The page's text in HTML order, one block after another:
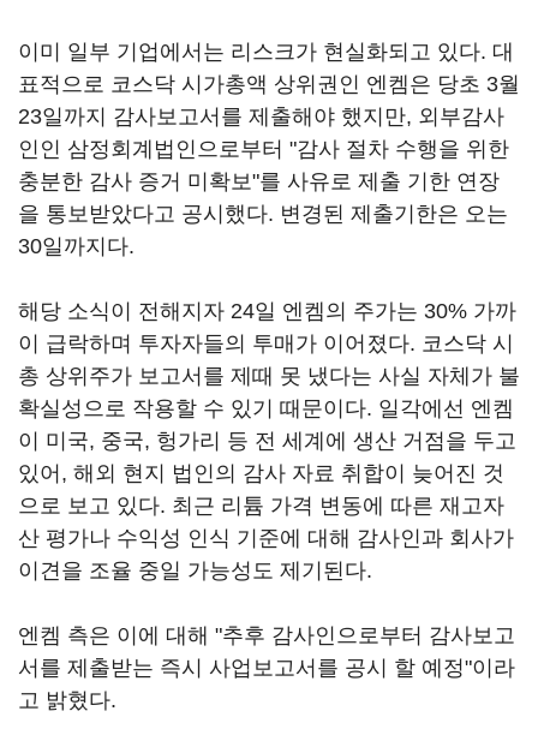
이미 일부 기업에서는 리스크가 현실화되고 있다. 대
표적으로 코스닥 시가총액 상위권인 엔켐은 당초 3월
23일까지 감사보고서를 제출해야 했지만, 외부감사
인인 삼정회계법인으로부터 "감사 절차 수행을 위한
충분한 감사 증거 미확보"를 사유로 제출 기한 연장
을 통보받았다고 공시했다. 변경된 제출기한은 오는
30일까지다.
해당 소식이 전해지자 24일 엔켐의 주가는 30% 가까
이 급락하며 투자자들의 투매가 이어졌다. 코스닥 시
총 상위주가 보고서를 제때 못 냈다는 사실 자체가 불
확실성으로 작용할 수 있기 때문이다. 일각에선 엔켐
이 미국, 중국, 헝가리 등 전 세계에 생산 거점을 두고
있어, 해외 현지 법인의 감사 자료 취합이 늦어진 것
으로 보고 있다. 최근 리튬 가격 변동에 따른 재고자
산 평가나 수익성 인식 기준에 대해 감사인과 회사가
이견을 조율 중일 가능성도 제기된다.
엔켐 측은 이에 대해 "추후 감사인으로부터 감사보고
서를 제출받는 즉시 사업보고서를 공시 할 예정"이라
고 밝혔다.